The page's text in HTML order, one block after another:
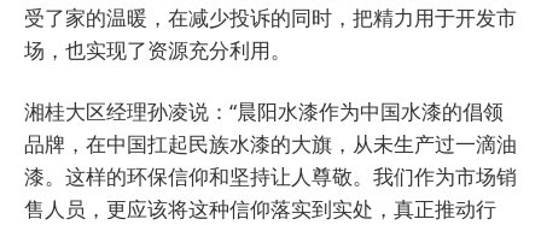
受了家的温暖，在减少投诉的同时，把精力用于开发市
场，也实现了资源充分利用。
湘桂大区经理孙凌说：“晨阳水漆作为中国水漆的倡领
品牌，在中国扛起民族水漆的大旗，从未生产过一滴油
漆。这样的环保信仰和坚持让人尊敬。我们作为市场销
售人员，更应该将这种信仰落实到实处，真正推动行